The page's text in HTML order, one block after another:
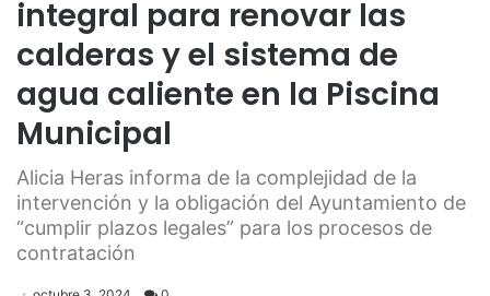
integral para renovar las
calderas y el sistema de
agua caliente en la Piscina
Municipal
Alicia Heras informa de la complejidad de la
intervención y la obligación del Ayuntamiento de
“cumplir plazos legales” para los procesos de
contratación